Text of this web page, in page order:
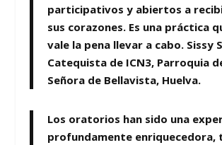
participativos y abiertos a
sus corazones. Es una práctica
vale la pena llevar a cabo. Sissy
Catequista de ICN3, Parroquia
Señora de Bellavista, Huelva.
Los oratorios han sido una
profundamente enriquecedora,